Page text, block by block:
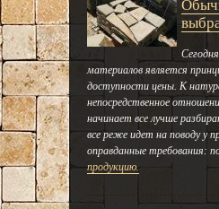
материалов является
доступности цены. К
непосредственное
начинает все лучше
все реже идет на поводу у
оправданные требования:
продукцию.